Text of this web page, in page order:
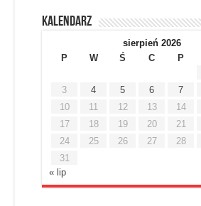
Kalendarz
sierpień 2026
P
W Ś C P
3
4 5 6 7
10
11 12 13 14
17
18 19 20 21
24
25 26 27 28
31
« lip